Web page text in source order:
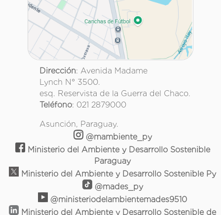
Dirección: Avenida Madame
Lynch N° 3500.
esq. Reservista de la Guerra del Chaco.
Teléfono: 021 2879000
Asunción, Paraguay.
@mambiente_py
Ministerio del Ambiente y Desarrollo Sostenible
Paraguay
Ministerio del Ambiente y Desarrollo Sostenible Py
@mades_py
@ministeriodelambientemades9510
Ministerio del Ambiente y Desarrollo Sostenible de